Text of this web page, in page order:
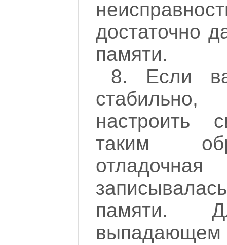
достаточно
памяти.
8. Если
настроить
таким
памяти.